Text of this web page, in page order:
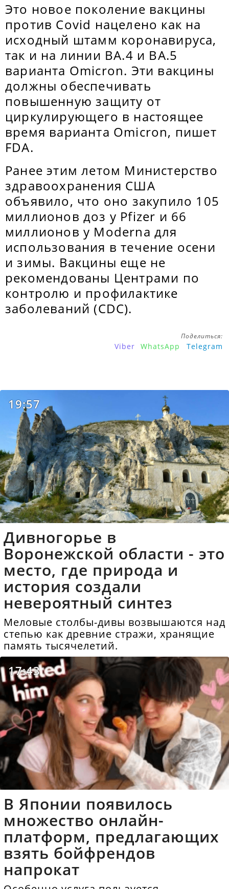
Это новое поколение вакцины
против Covid нацелено как на
исходный штамм коронавируса,
так и на линии BA.4 и BA.5
варианта Omicron. Эти вакцины
должны обеспечивать
повышенную защиту от
циркулирующего в настоящее
время варианта Omicron, пишет
FDA.
Ранее этим летом Министерство
здравоохранения США
объявило, что оно закупило 105
миллионов доз у Pfizer и 66
миллионов у Moderna для
использования в течение осени
и зимы. Вакцины еще не
рекомендованы Центрами по
контролю и профилактике
заболеваний (CDC).
Поделиться:
Viber WhatsApp Telegram
19:57
Дивногорье в
Воронежской области - это
место, где природа и
история создали
невероятный синтез
Меловые столбы-дивы возвышаются над
степью как древние стражи, хранящие
память тысячелетий.
17:43
В Японии появилось
множество онлайн-
платформ, предлагающих
взять бойфрендов
напрокат